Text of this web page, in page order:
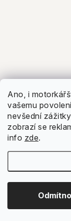
Ano, i
vašemu
nevšední
zobrazí se
info zde.